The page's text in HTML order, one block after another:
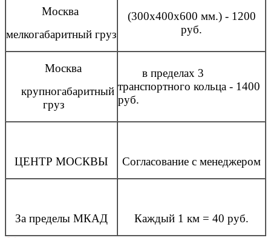
Москва
мелкогабаритный груз
(300x400x600 мм.) - 1200
руб.
Москва
крупногабаритный
груз
в пределах 3
транспортного кольца - 1400
руб.
ЦЕНТР МОСКВЫ Согласование с менеджером
За пределы МКАД Каждый 1 км = 40 руб.